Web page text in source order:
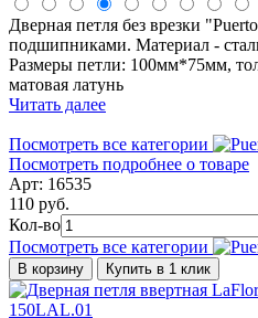
Дверная петля без врезки
подшипниками. Материал -
Размеры петли: 100мм*75мм,
матовая латунь
Читать далее
Посмотреть все категории
Посмотреть подробнее о товаре
Арт: 16535
110 руб.
Кол-во
Посмотреть все категории
В корзину Купить в 1 клик